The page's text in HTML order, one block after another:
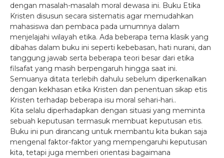
dengan masalah-masalah moral dewasa ini. Buku Etika
Kristen disusun secara sistematis agar memudahkan
mahasiswa dan pembaca pada umumnya dalam
menjelajahi wilayah etika. Ada beberapa tema klasik yang
dibahas dalam buku ini seperti kebebasan, hati nurani, dan
tanggung jawab serta beberapa teori besar dari etika
filsafat yang masih berpengaruh hingga saat ini.
Semuanya ditata terlebih dahulu sebelum diperkenalkan
dengan kekhasan etika Kristen dan penentuan sikap etis
Kristen terhadap beberapa isu moral sehari-hari..
Kita selalu diperhadapkan dengan situasi yang meminta
sebuah keputusan termasuk membuat keputusan etis.
Buku ini pun dirancang untuk membantu kita bukan saja
mengenal faktor-faktor yang mempengaruhi keputusan
kita, tetapi juga memberi orientasi bagaimana